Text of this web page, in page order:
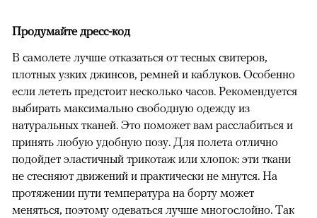
Продумайте дресс-код
В самолете лучше отказаться от тесных свитеров,
плотных узких джинсов, ремней и каблуков. Особенно
если лететь предстоит несколько часов. Рекомендуется
выбирать максимально свободную одежду из
натуральных тканей. Это поможет вам расслабиться и
принять любую удобную позу. Для полета отлично
подойдет эластичный трикотаж или хлопок: эти ткани
не стесняют движений и практически не мнутся. На
протяжении пути температура на борту может
меняться, поэтому одеваться лучше многослойно. Так